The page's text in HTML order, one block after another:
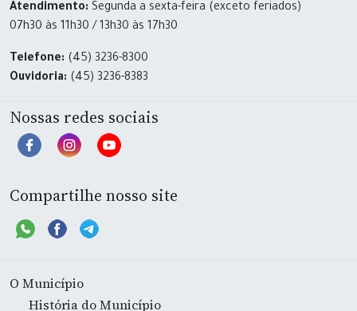
Atendimento: Segunda a sexta-feira (exceto feriados)
07h30 às 11h30 / 13h30 às 17h30
Telefone: (45) 3236-8300
Ouvidoria: (45) 3236-8383
Nossas redes sociais
Compartilhe nosso site
O Município
História do Município